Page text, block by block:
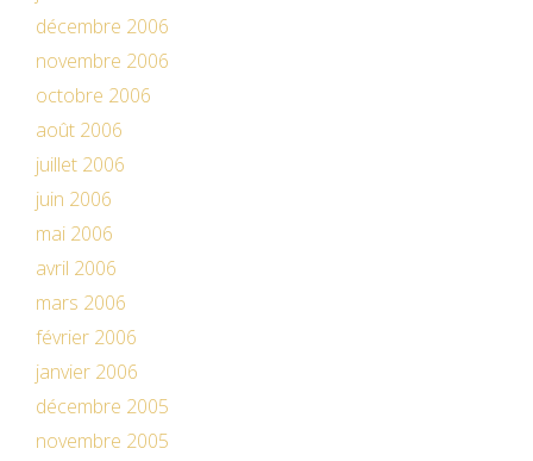
décembre 2006
novembre 2006
octobre 2006
août 2006
juillet 2006
juin 2006
mai 2006
avril 2006
mars 2006
février 2006
janvier 2006
décembre 2005
novembre 2005